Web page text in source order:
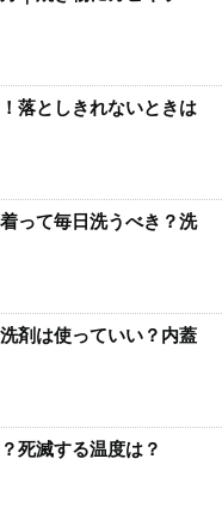
落としきれないときは
って毎日洗うべき？洗
剤は使っていい？内蓋
死滅する温度は？